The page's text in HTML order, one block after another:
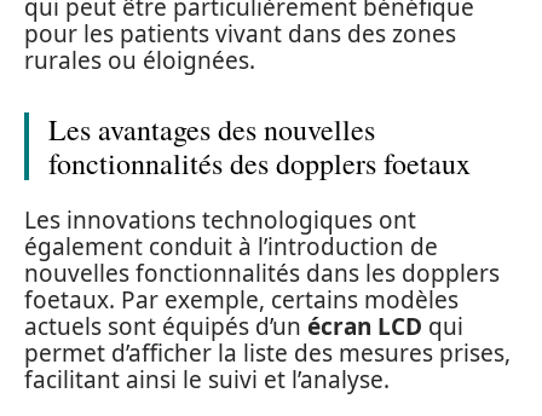
qui peut être particulièrement bénéfique
pour les patients vivant dans des zones
rurales ou éloignées.
Les avantages des nouvelles
fonctionnalités des dopplers foetaux
Les innovations technologiques ont
également conduit à l’introduction de
nouvelles fonctionnalités dans les dopplers
foetaux. Par exemple, certains modèles
actuels sont équipés d’un écran LCD qui
permet d’afficher la liste des mesures prises,
facilitant ainsi le suivi et l’analyse.